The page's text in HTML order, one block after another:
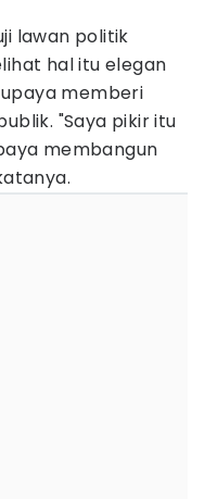
lawan politik
hal itu elegan
memberi
"Saya pikir itu
membangun